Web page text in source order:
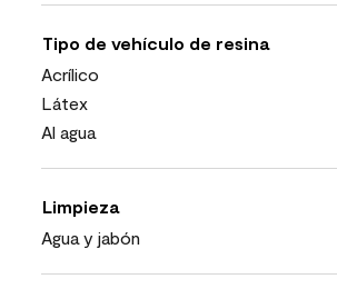
Tipo de vehículo de resina
Acrílico
Látex
Al agua
Limpieza
Agua y jabón